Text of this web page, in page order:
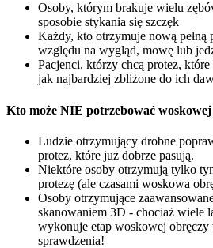
Osoby, którym brakuje wielu
sposobie stykania się szczęk
Każdy, kto otrzymuje nową pełną
względu na wygląd, mowę lub
Pacjenci, którzy chcą protez,
jak najbardziej zbliżone do ich
Kto może NIE potrzebować woskowej
Ludzie otrzymujący drobne
protez, które już dobrze pasują.
Niektóre osoby otrzymują tylko
protezę (ale czasami woskowa
Osoby otrzymujące
skanowaniem 3D - chociaż wiele
wykonuje etap woskowej
sprawdzenia!